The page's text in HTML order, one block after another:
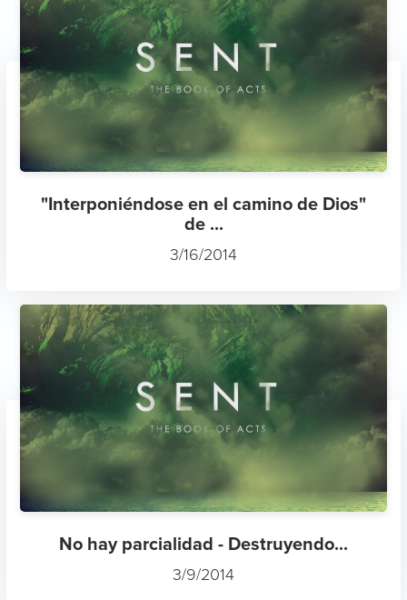
"Interponiéndose en el camino de Dios"
de ...
3/16/2014
No hay parcialidad - Destruyendo...
3/9/2014